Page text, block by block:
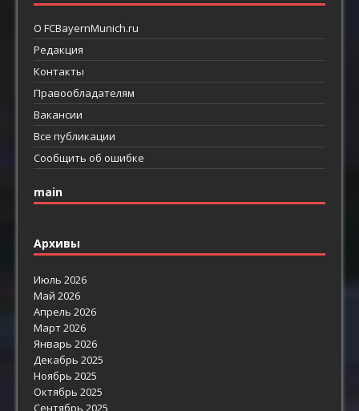
О FCBayernMunich.ru
Редакция
Контакты
Правообладателям
Вакансии
Все публикации
Сообщить об ошибке
main
Архивы
Июль 2026
Май 2026
Апрель 2026
Март 2026
Январь 2026
Декабрь 2025
Ноябрь 2025
Октябрь 2025
Сентябрь 2025